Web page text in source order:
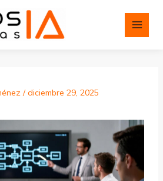
/diciembre 29, 2025